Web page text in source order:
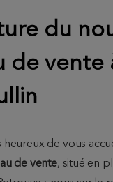
du
de vente
heureux de vous
de vente, situé en